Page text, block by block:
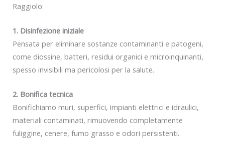
Raggiolo:
1. Disinfezione iniziale
Pensata per eliminare sostanze contaminanti e patogeni,
come diossine, batteri, residui organici e microinquinanti,
spesso invisibili ma pericolosi per la salute.
2. Bonifica tecnica
Bonifichiamo muri, superfici, impianti elettrici e idraulici,
materiali contaminati, rimuovendo completamente
fuliggine, cenere, fumo grasso e odori persistenti.